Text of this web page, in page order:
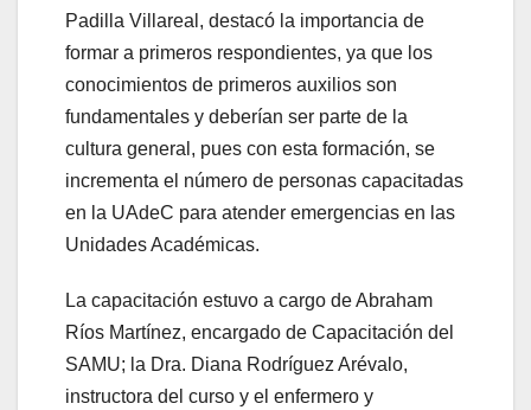
Padilla Villareal, destacó la importancia de
formar a primeros respondientes, ya que los
conocimientos de primeros auxilios son
fundamentales y deberían ser parte de la
cultura general, pues con esta formación, se
incrementa el número de personas capacitadas
en la UAdeC para atender emergencias en las
Unidades Académicas.
La capacitación estuvo a cargo de Abraham
Ríos Martínez, encargado de Capacitación del
SAMU; la Dra. Diana Rodríguez Arévalo,
instructora del curso y el enfermero y